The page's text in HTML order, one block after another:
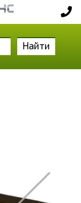
Найти